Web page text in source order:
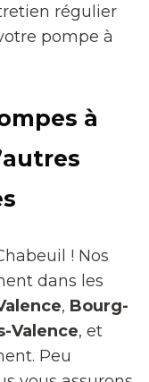
régulier
pompe à
à
! Nos
dans les
, Bourg-
Valence, et
Peu